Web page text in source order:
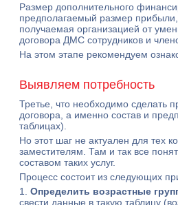
Размер дополнительного
предполагаемый размер прибыли,
получаемая организацией от
договора ДМС сотрудников и
На этом этапе рекомендуем
Выявляем потребность
Третье, что необходимо сделать
договора, а именно состав и
таблицах).
Но этот шаг не актуален для тех
заместителям. Там и так все
составом таких услуг.
Процесс состоит из следующих
1. Определить возрастные
свести данные в такую таблицу